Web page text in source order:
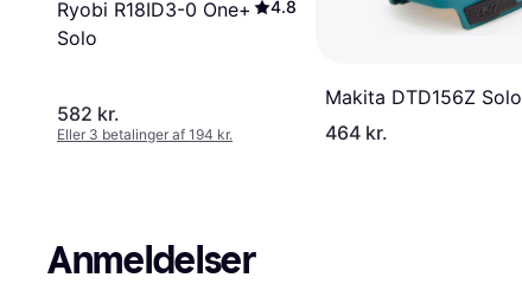
Ryobi R18ID3-0 One+
Solo
4.8
582 kr.
Eller 3 betalinger af 194 kr.
Makita DTD156Z Solo
464 kr.
Anmeldelser